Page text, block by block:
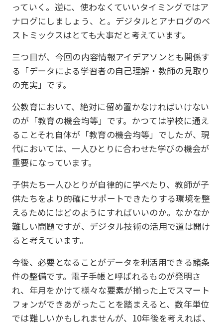
っていく。逆に、使わなくていいタイミングではア
ナログにしましょう、と。デジタルとアナログのベ
ストミックスはとても大事だと考えています。
三つ目が、今回の内容情報アイデアソンとも関係す
る「データによる学習者の自己理解・教師の見取り
の充実」です。
公教育において、絶対に留め置かなければいけない
のが「教育の機会均等」です。かつては学校に通え
ることそれ自体が「教育の機会均等」でしたが、現
代においては、一人ひとりに合わせた学びの機会が
重要になっています。
子供たち一人ひとりが自律的に学べたり、教師が子
供たちをより的確にサポートできたりする環境を整
えるためにはどのようにすればいいのか。なかなか
難しい問題ですが、デジタル技術の活用で道は開け
ると考えています。
今後、必要となることがデータを利活用できる諸条
件の整備です。電子手帳と呼ばれるものが発明さ
れ、年月をかけて様々な要素が揃った上でスマート
フォンができあがったことを踏まえると、数年単位
では難しいかもしれませんが、10年後を考えれば、